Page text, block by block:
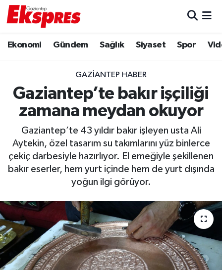
Ekonomi Gündem Sağlık Siyaset Spor
GAZIANTEP HABER
Gaziantep’te bakır işçiliği
zamana meydan okuyor
Gaziantep’te 43 yıldır bakır işleyen usta Ali
Aytekin, özel tasarım su takımlarını yüz binlerce
çekiç darbesiyle hazırlıyor. El emeğiyle şekillenen
bakır eserler, hem yurt içinde hem de yurt dışında
yoğun ilgi görüyor.
Ekonomi
Gaziantep son dakika
Genel
Gündem
Haberler
Kültür Sanat
Magazin
Müzik
Piyasa
Trafik Durumu
Puan Durumu ve Fikstür
Tüm Manşetler
Son Dakika Haberleri
Haber Arşivi